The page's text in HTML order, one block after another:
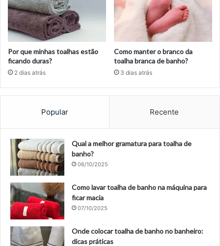
Por que minhas toalhas estão
ficando duras?
2 dias atrás
Como manter o branco da
toalha branca de banho?
3 dias atrás
Popular Recente
Qual a melhor gramatura para toalha de
banho?
06/10/2025
Como lavar toalha de banho na máquina para
ficar macia
07/10/2025
Onde colocar toalha de banho no banheiro:
dicas práticas